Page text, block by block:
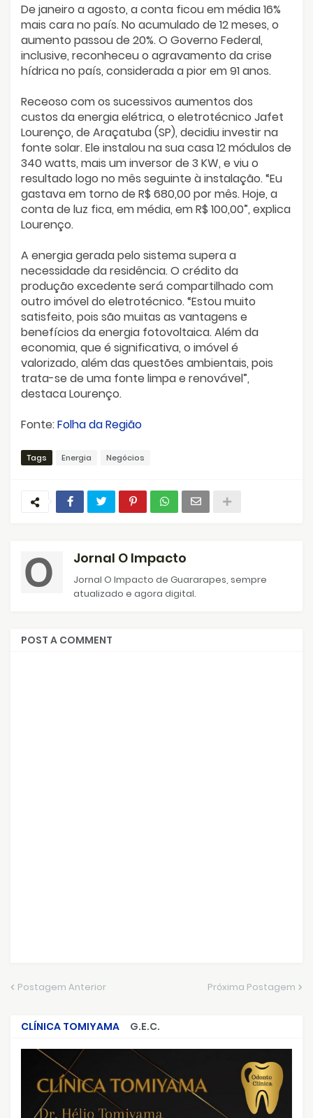
De janeiro a agosto, a conta ficou em média 16%
mais cara no país. No acumulado de 12 meses, o
aumento passou de 20%. O Governo Federal,
inclusive, reconheceu o agravamento da crise
hídrica no país, considerada a pior em 91 anos.
Receoso com os sucessivos aumentos dos
custos da energia elétrica, o eletrotécnico Jafet
Lourenço, de Araçatuba (SP), decidiu investir na
fonte solar. Ele instalou na sua casa 12 módulos de
340 watts, mais um inversor de 3 KW, e viu o
resultado logo no mês seguinte à instalação. “Eu
gastava em torno de R$ 680,00 por mês. Hoje, a
conta de luz fica, em média, em R$ 100,00”, explica
Lourenço.
A energia gerada pelo sistema supera a
necessidade da residência. O crédito da
produção excedente será compartilhado com
outro imóvel do eletrotécnico. “Estou muito
satisfeito, pois são muitas as vantagens e
benefícios da energia fotovoltaica. Além da
economia, que é significativa, o imóvel é
valorizado, além das questões ambientais, pois
trata-se de uma fonte limpa e renovável”,
destaca Lourenço.
Fonte:Folha da Região
Tags Energia Negócios
Jornal O Impacto
Jornal O Impacto de Guararapes, sempre
atualizado e agora digital.
POST A COMMENT
Postagem Anterior Próxima Postagem
CLÍNICA TOMIYAMA
G.E.C.
CRIMES QUE ABALARAM O BRASIL